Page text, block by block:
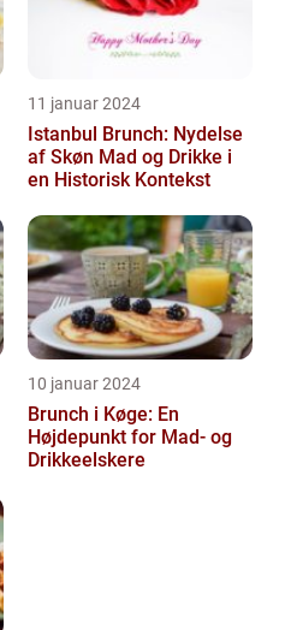
11 januar 2024
Istanbul Brunch: Nydelse
af Skøn Mad og Drikke i
en Historisk Kontekst
10 januar 2024
Brunch i Køge: En
Højdepunkt for Mad- og
Drikkeelskere